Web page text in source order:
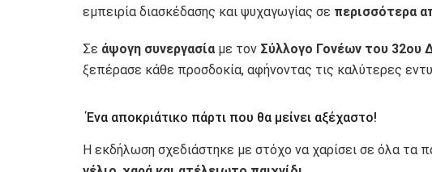
εμπειρία διασκέδασης και ψυχαγωγίας σε περισσότερα
Σε άψογη συνεργασία με τον Σύλλογο Γονέων του 32ου
ξεπέρασε κάθε προσδοκία, αφήνοντας τις καλύτερες
Ένα αποκριάτικο πάρτι που θα μείνει αξέχαστο!
Η εκδήλωση σχεδιάστηκε με στόχο να χαρίσει σε όλα τα